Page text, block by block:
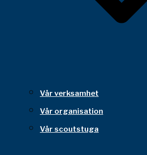
Vår verksamhet
Vår organisation
Vår scoutstuga